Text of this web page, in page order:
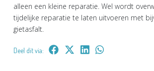
alleen een kleine reparatie. Wel wordt
tijdelijke reparatie te laten uitvoeren met
gietasfalt.
Deel dit via: